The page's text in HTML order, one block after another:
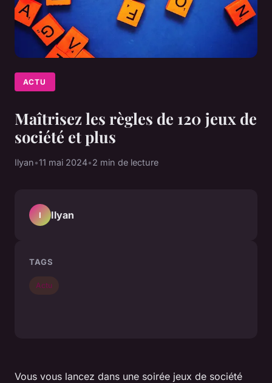
ACTU
Maîtrisez les règles de 120 jeux de
société et plus
Ilyan•11 mai 2024•2 min de lecture
Vous vous lancez dans une soirée jeux de société
I Ilyan
TAGS
Actu